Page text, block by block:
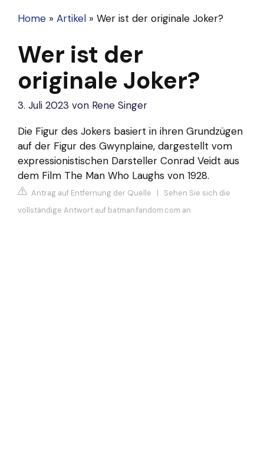
Home » Artikel » Wer ist der originale Joker?
Wer ist der
originale Joker?
3. Juli 2023 von Rene Singer
Die Figur des Jokers basiert in ihren Grundzügen
auf der Figur des Gwynplaine, dargestellt vom
expressionistischen Darsteller Conrad Veidt aus
dem Film The Man Who Laughs von 1928.
Antrag auf Entfernung der Quelle | Sehen Sie sich die
vollständige Antwort auf batman.fandom.com an